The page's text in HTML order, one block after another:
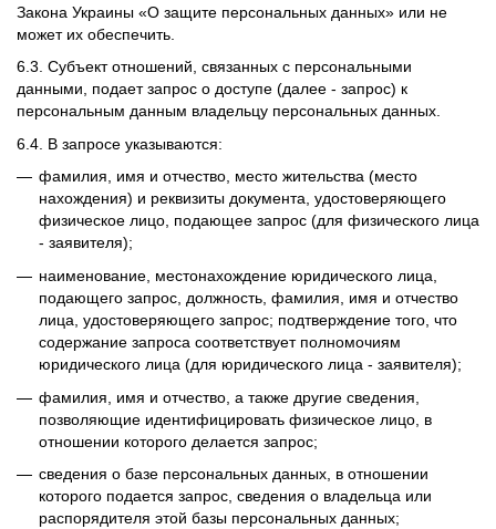
Закона Украины «О защите персональных данных» или не
может их обеспечить.
6.3. Субъект отношений, связанных с персональными
данными, подает запрос о доступе (далее - запрос) к
персональным данным владельцу персональных данных.
6.4. В запросе указываются:
фамилия, имя и отчество, место жительства (место
нахождения) и реквизиты документа, удостоверяющего
физическое лицо, подающее запрос (для физического лица
- заявителя);
наименование, местонахождение юридического лица,
подающего запрос, должность, фамилия, имя и отчество
лица, удостоверяющего запрос; подтверждение того, что
содержание запроса соответствует полномочиям
юридического лица (для юридического лица - заявителя);
фамилия, имя и отчество, а также другие сведения,
позволяющие идентифицировать физическое лицо, в
отношении которого делается запрос;
сведения о базе персональных данных, в отношении
которого подается запрос, сведения о владельца или
распорядителя этой базы персональных данных;